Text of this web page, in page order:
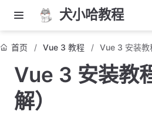
犬小哈教程
首页 Vue 3 教程 Vue 3 安装教
Vue 3 安装教
解）